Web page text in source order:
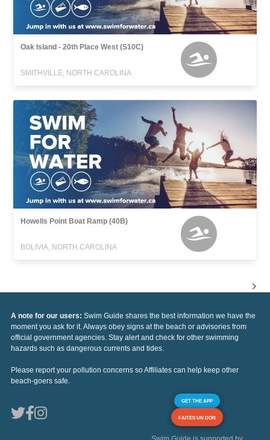
Oak Island - 20th Place West (S10C)
SMITHVILLE, NORTH CAROLINA
Howells Point Boat Ramp (40B)
BOLIVIA, NORTH CAROLINA
A note for our users: Swim Guide shares the best information we have the
moment you ask for it. Always obey signs at the beach or advisories from
official government agencies. Stay alert and check for other swimming
hazards such as dangerous currents and tides.
Please report your pollution concerns so Affiliates can help keep other
beach-goers safe.
GET THE APP
FAITES UN DON